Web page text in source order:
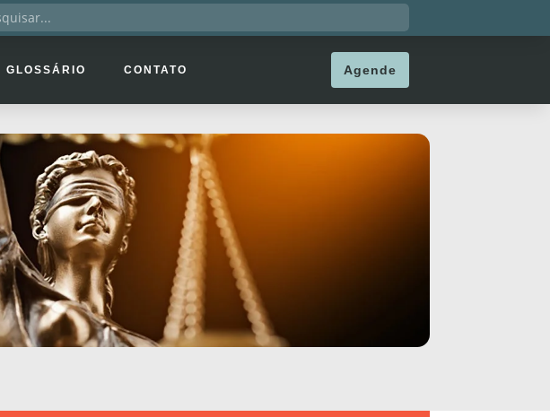
GLOSSÁRIO CONTATO Agende